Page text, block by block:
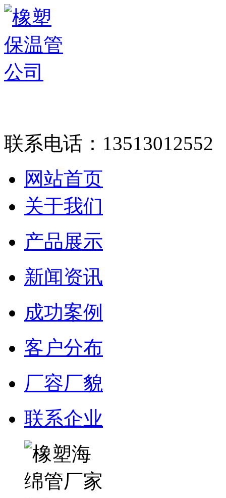
联系电话： 13513012552
网站首页
关于我们
产品展示
新闻资讯
成功案例
客户分布
厂容厂貌
联系企业